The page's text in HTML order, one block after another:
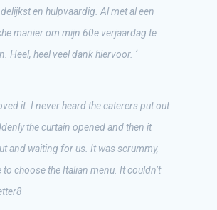
en hulpvaardig. Al met al een
manier om mijn 60e verjaardag te
Heel, heel veel dank hiervoor. ‘
it. I never heard the caterers put out
the curtain opened and then it
and waiting for us. It was scrummy,
to choose the Italian menu. It couldn’t